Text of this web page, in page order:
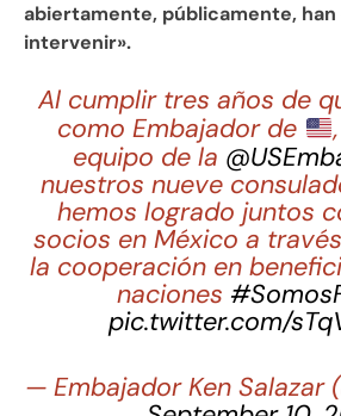
abiertamente, públicamente, han
intervenir».
Al cumplir tres años de
como Embajador de
equipo de la
nuestros nueve
hemos logrado juntos
socios en México a
la cooperación en
naciones
pic.twitter.com/
— Embajador Ken Salazar